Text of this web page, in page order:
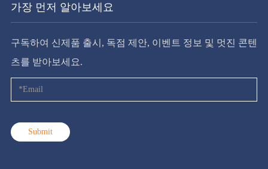
가장 먼저 알아보세요
구독하여 신제품 출시, 독점 제안, 이벤트 정보 및 멋진 콘텐
츠를 받아보세요.
Submit